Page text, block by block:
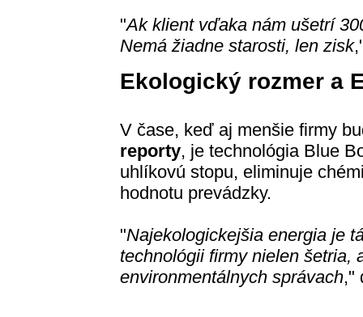
"Ak klient vďaka nám ušetrí
Nemá žiadne starosti, len zisk
Ekologický rozmer a
V čase, keď aj menšie firmy
reporty, je technológia Blue
uhlíkovú stopu, eliminuje
hodnotu prevádzky.
"Najekologickejšia energia je
technológii firmy nielen šetria,
environmentálnych správach,"